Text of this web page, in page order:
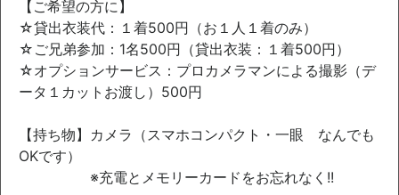
【ご希望の方に】
☆貸出衣装代：１着500円（お１人１着のみ）
☆ご兄弟参加：1名500円（貸出衣装：１着500円）
☆オプションサービス：プロカメラマンによる撮影（デ
ータ１カットお渡し）500円
【持ち物】カメラ（スマホコンパクト・一眼 なんでも
OKです）
※充電とメモリーカードをお忘れなく!!